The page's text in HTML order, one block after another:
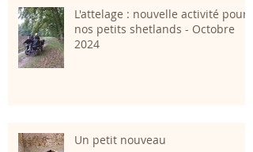
L'attelage : nouvelle activité pour
nos petits shetlands - Octobre
2024
Un petit nouveau